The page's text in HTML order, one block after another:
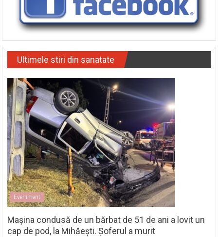
Ultimele stiri din sanatate
Eveniment
Mașina condusă de un bărbat de 51 de ani a lovit un
cap de pod, la Mihăești. Șoferul a murit